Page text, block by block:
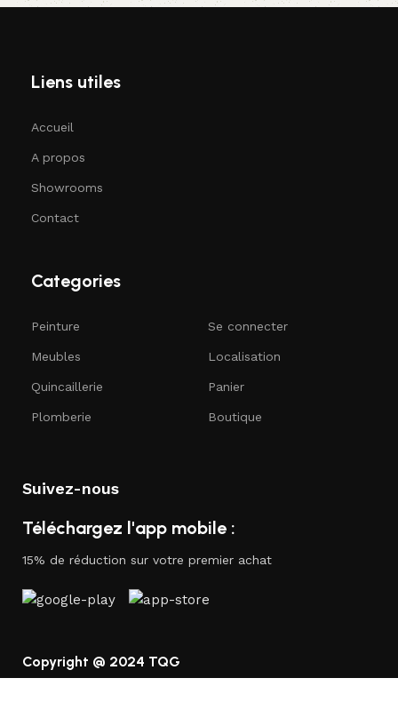
Liens utiles
Accueil
A propos
Showrooms
Contact
Categories
Peinture
Meubles
Quincaillerie
Plomberie
Se connecter
Localisation
Panier
Boutique
Suivez-nous
Téléchargez l'app mobile :
15% de réduction sur votre premier achat
Copyright @ 2024 TQG